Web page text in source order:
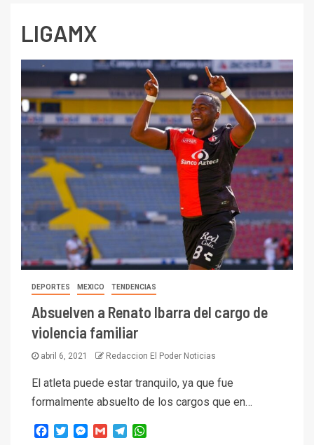
LIGAMX
DEPORTES MEXICO TENDENCIAS
Absuelven a Renato Ibarra del cargo de
violencia familiar
abril 6, 2021 Redaccion El Poder Noticias
El atleta puede estar tranquilo, ya que fue
formalmente absuelto de los cargos que en…
Facebook
TwitterMessenger
Gmail Telegram